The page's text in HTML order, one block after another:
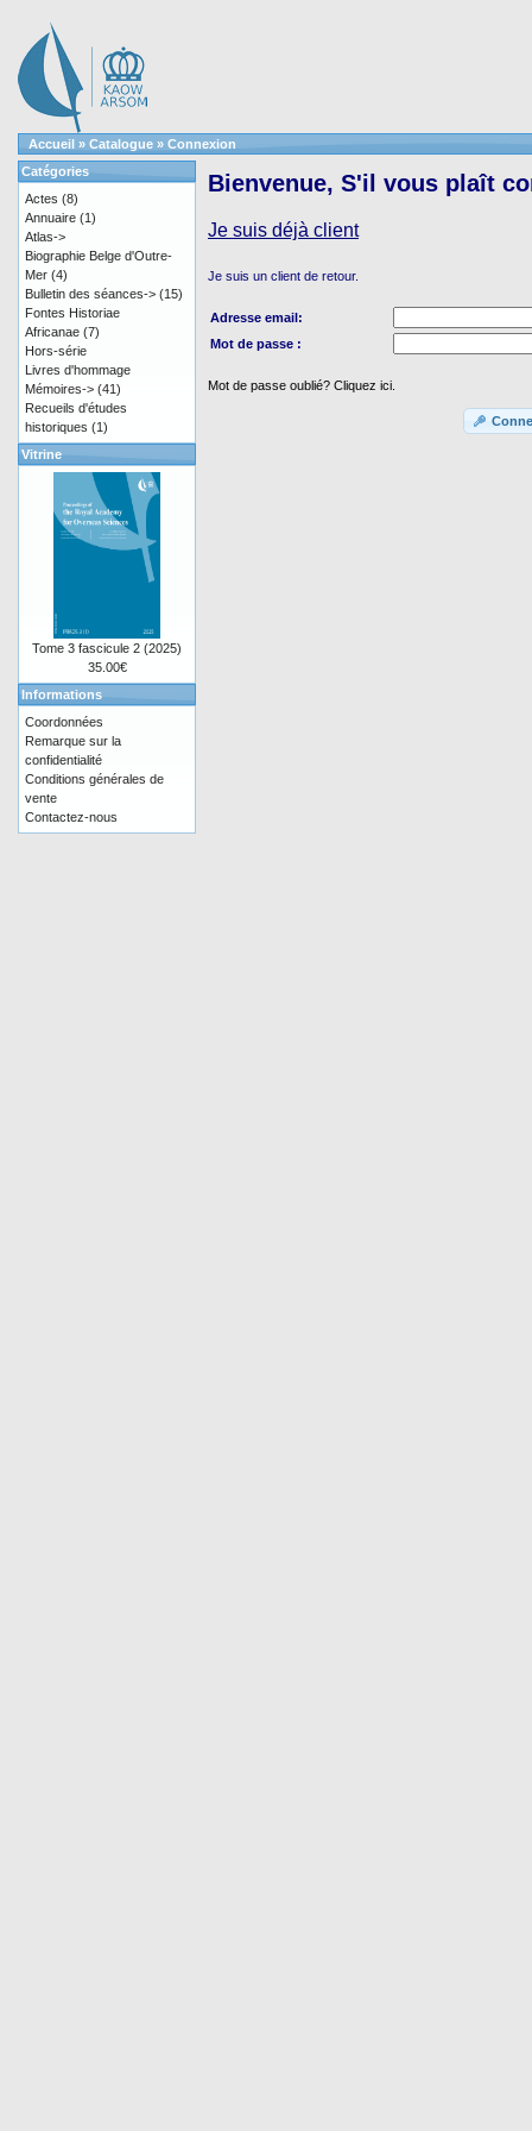
Accueil » Catalogue » Connexion
Bienvenue, S'il vous plaît
Je suis déjà client
Je suis un client de retour.
Adresse email:
Mot de passe :
Mot de passe oublié? Cliquez ici.
Catégories
Actes (8)
Annuaire (1)
Atlas->
Biographie Belge d'Outre-
Mer (4)
Bulletin des séances-> (15)
Fontes Historiae
Africanae (7)
Hors-série
Livres d'hommage
Mémoires-> (41)
Recueils d'études
historiques (1)
Vitrine
Tome 3 fascicule 2 (2025)
35.00€
Informations
Coordonnées
Remarque sur la
confidentialité
Conditions générales de
vente
Contactez-nous